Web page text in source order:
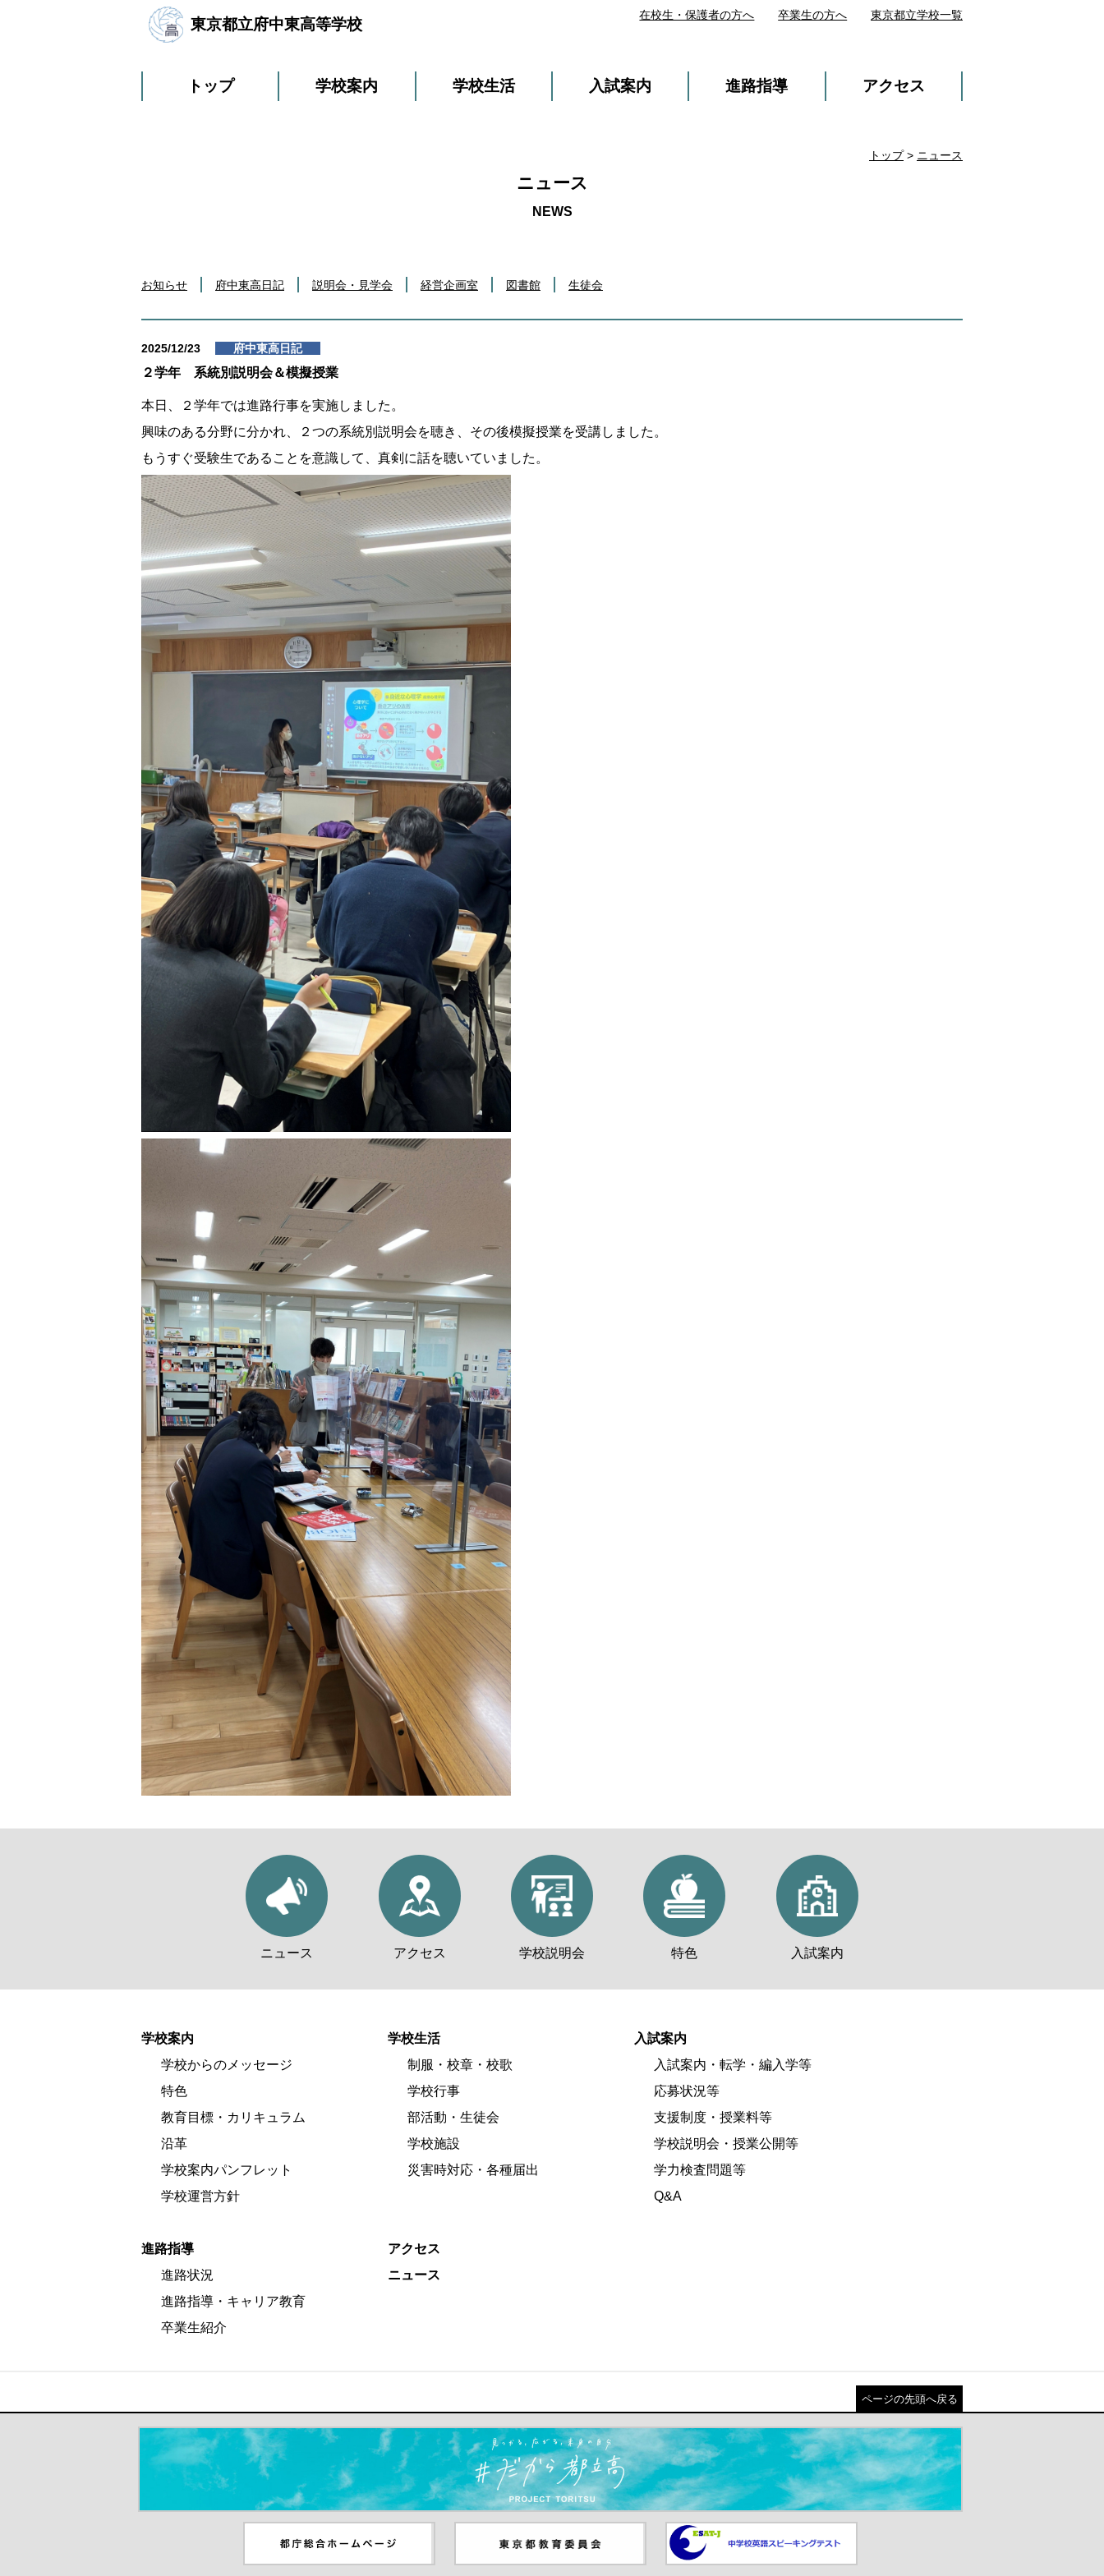
東京都立府中東高等学校
トップ 学校案内 学校生活 入試案内 進路指導 アクセス
在校生・保護者の方へ 卒業生の方へ 東京都立学校一覧
トップ> ニュース
ニュース
お知らせ 府中東高日記 説明会・見学会 経営企画室 図書館 生徒会
2025/12/23 府中東高日記
２学年 系統別説明会＆模擬授業
本日、２学年では進路行事を実施しました。
興味のある分野に分かれ、２つの系統別説明会を聴き、その後模擬授業を受講しました。
もうすぐ受験生であることを意識して、真剣に話を聴いていました。
ニュース アクセス 学校説明会 特色 入試案内
学校案内
学校からのメッセージ
特色
教育目標・カリキュラム
沿革
学校案内パンフレット
学校運営方針
学校生活
制服・校章・校歌
学校行事
部活動・生徒会
学校施設
災害時対応・各種届出
入試案内
入試案内・転学・編入学等
応募状況等
支援制度・授業料等
学校説明会・授業公開等
学力検査問題等
Q&A
進路指導
進路状況
進路指導・キャリア教育
卒業生紹介
アクセス
ニュース
ページの先頭へ戻る
＃だから都立高（別ウインドウが開きます）
ンドウが開きます）
ウが開きます）
中学校英語スピーキングテスト
（別ウインドウが開きます）